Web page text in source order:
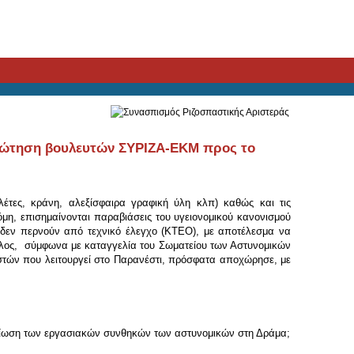
βουλευτών ΣΥΡΙΖΑ-ΕΚΜ προς το
κράνη, αλεξίσφαιρα γραφική ύλη κλπ) καθώς και τις
επισημαίνονται παραβιάσεις του υγειονομικού κανονισμού
περνούν από τεχνικό έλεγχο (ΚΤΕΟ), με αποτέλεσμα να
σύμφωνα με καταγγελία του Σωματείου των Αστυνομικών
που λειτουργεί στο Παρανέστι, πρόσφατα αποχώρησε, με
των εργασιακών συνθηκών των αστυνομικών στη Δράμα;